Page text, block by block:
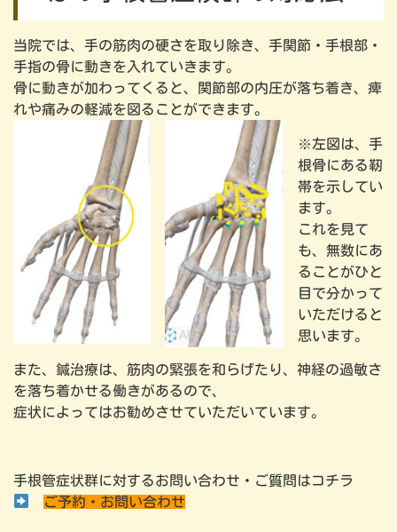
当院では、手の筋肉の硬さを取り除き、手関節・手根部・
手指の骨に動きを入れていきます。
骨に動きが加わってくると、関節部の内圧が落ち着き、痺
れや痛みの軽減を図ることができます。
※左図は、手
根骨にある靭
帯を示してい
ます。
これを見て
も、無数にあ
ることがひと
目で分かって
いただけると
思います。
また、鍼治療は、筋肉の緊張を和らげたり、神経の過敏さ
を落ち着かせる働きがあるので、
症状によってはお勧めさせていただいています。
手根管症状群に対するお問い合わせ・ご質問はコチラ
ご予約・お問い合わせ